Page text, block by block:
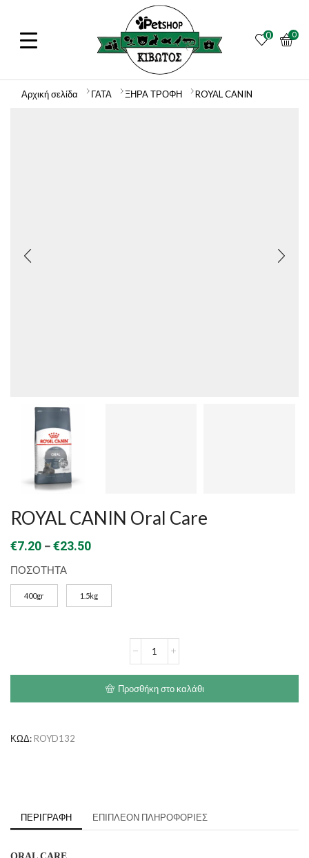
0 0
Αρχική σελίδα ΓΑΤΑ ΞΗΡΑ ΤΡΟΦΗ ROYAL CANIN
ROYAL CANIN Oral Care
€7.20 –€23.50Price
€7.20
through
ΠΟΣΟΤΗΤΑ
400gr 1.5kg
CANIN
ποσότητα
Προσθήκη στο καλάθι
ΚΩΔ: ROYD132
ΠΕΡΙΓΡΑΦΉ ΕΠΙΠΛΈΟΝ ΠΛΗΡΟΦΟΡΊΕΣ